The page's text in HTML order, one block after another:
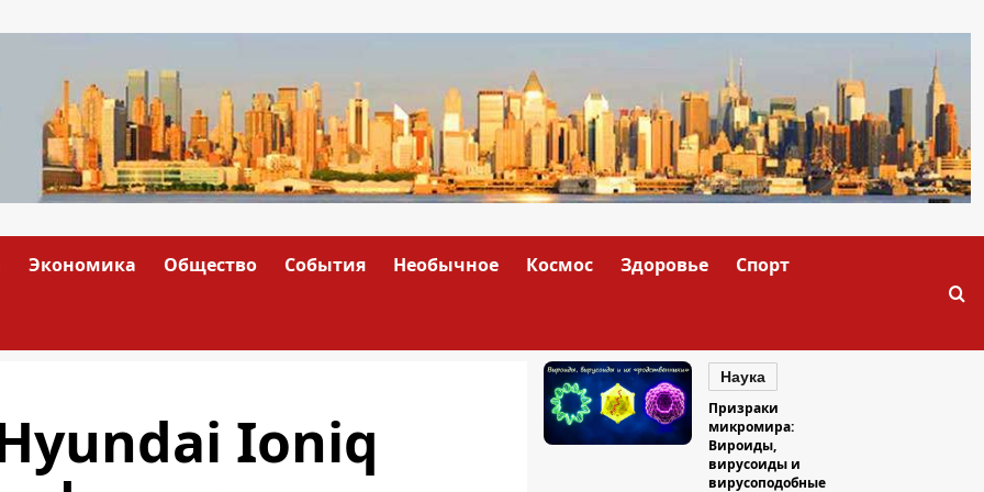
Экономика Общество События Необычное Космос Здоровье Спорт
Ioniq
Наука
Призраки
микромира:
Вироиды,
вирусоиды и
вирусоподобные